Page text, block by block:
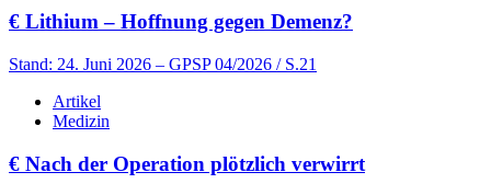
€ Lithium – Hoffnung gegen Demenz?
Stand: 24. Juni 2026 – GPSP 04/2026 / S.21
Artikel
Medizin
€ Nach der Operation plötzlich verwirrt